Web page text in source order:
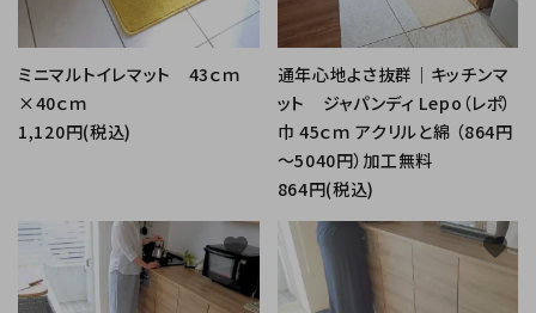
ミニマルトイレマット 43ｃｍ
×40ｃｍ
1,120円(税込)
通年心地よさ抜群｜キッチンマ
ット ジャパンディ Lepo（レポ）
巾 45ｃｍ アクリルと綿 （864円
～5040円）加工無料
864円(税込)
favorite favorite